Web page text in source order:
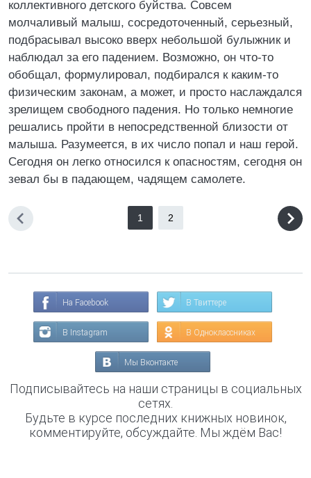
коллективного детского буйства. Совсем
молчаливый малыш, сосредоточенный, серьезный,
подбрасывал высоко вверх небольшой булыжник и
наблюдал за его падением. Возможно, он что-то
обобщал, формулировал, подбирался к каким-то
физическим законам, а может, и просто наслаждался
зрелищем свободного падения. Но только немногие
решались пройти в непосредственной близости от
малыша. Разумеется, в их число попал и наш герой.
Сегодня он легко относился к опасностям, сегодня он
зевал бы в падающем, чадящем самолете.
1 2
На Facebook В Твиттере
В Instagram В Одноклассниках
Мы Вконтакте
Подписывайтесь на наши страницы в социальных
сетях.
Будьте в курсе последних книжных новинок,
комментируйте, обсуждайте. Мы ждём Вас!